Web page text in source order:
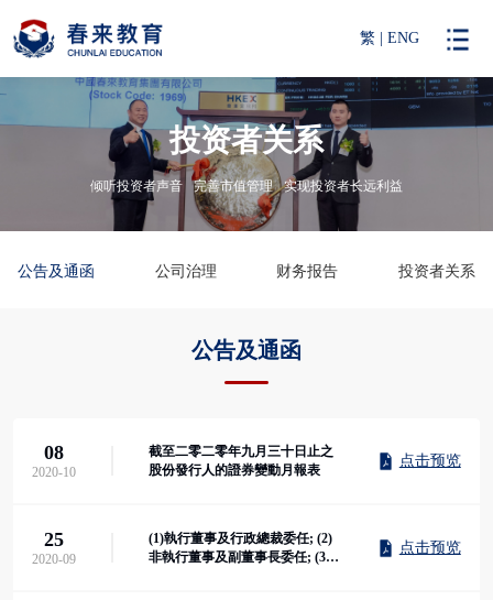
繁 ENG
投资者关系
倾听投资者声音 完善市值管理 实现投资者长远利益
公告及通函 公司治理 财务报告 投资者关系
公告及通函
08
2020-10
截至二零二零年九月三十日止之
股份發行人的證券變動月報表
点击预览
25
2020-09
(1)執行董事及行政總裁委任; (2)
非執行董事及副董事長委任; (3)
点击预览